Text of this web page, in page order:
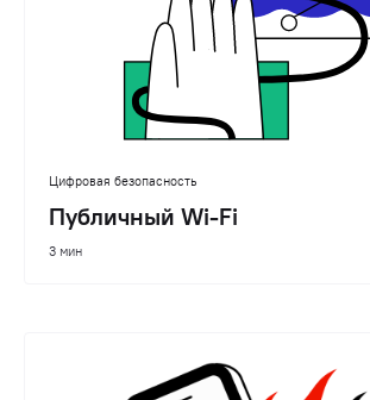
Цифровая безопасность
Публичный Wi-Fi
3 мин